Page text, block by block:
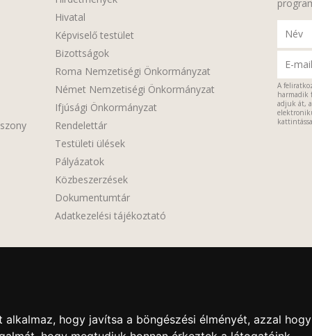
hogy javítsa a böngészési élményét, azzal
Hivatal
Képviselő testület
Bizottságok
Roma Nemzetiségi Önkormányzat
Német Nemzetiségi Önkormányzat
Ifjúsági Önkormányzat
Rendelettár
Testületi ülések
Pályázatok
Közbeszerzések
Dokumentumtár
Adatkezelési tájékoztató
A
harmadik
adjuk át,